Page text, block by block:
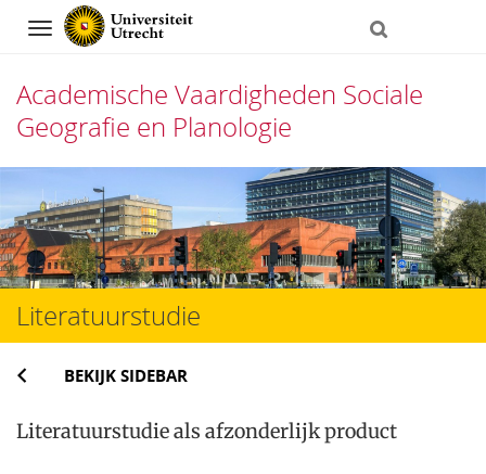
Navigation
Academische Vaardigheden Sociale
Geografie en Planologie
Direct
naar
het
inhoud
Literatuurstudie
BEKIJK SIDEBAR
Literatuurstudie als afzonderlijk product